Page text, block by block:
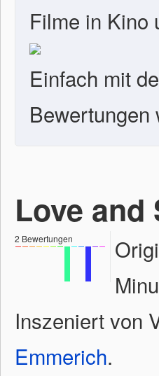
Filme in Kino
Einfach mit
Bewertungen
Love and
2 Bewertungen
Inszeniert von
Emmerich.